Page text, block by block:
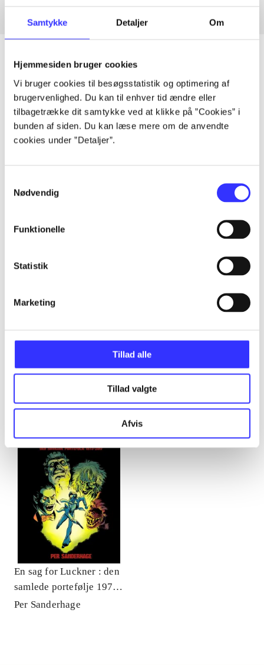
Samtykke Detaljer Om
Hjemmesiden bruger cookies
Vi bruger cookies til besøgsstatistik og optimering af
brugervenlighed. Du kan til enhver tid ændre eller
tilbagetrække dit samtykke ved at klikke på ”Cookies” i
bunden af siden. Du kan læse mere om de anvendte
cookies under ”Detaljer”.
Nødvendig
Funktionelle
Statistik
Marketing
Tillad alle
Tillad valgte
Afvis
Artikler
Alle registrerede artikler fordelt på udgivelser
...
En sag for Luckner : den
samlede portefølje 1973-
2017
Per Sanderhage